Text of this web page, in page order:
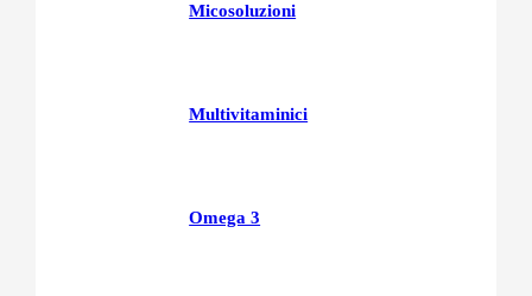
Micosoluzioni
Multivitaminici
Omega 3